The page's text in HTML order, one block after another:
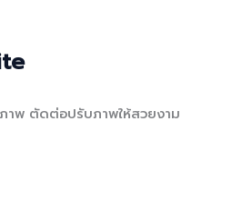
าพ ตัดต่อปรับภาพให้สวยงาม